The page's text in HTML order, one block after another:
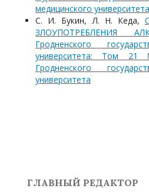
медицинского университета
С. И. Букин, Л. Н. Кеда,
ЗЛОУПОТРЕБЛЕНИЯ
Гродненского
университета: Том
Гродненского
университета
ГЛАВНЫЙ РЕДАКТОР